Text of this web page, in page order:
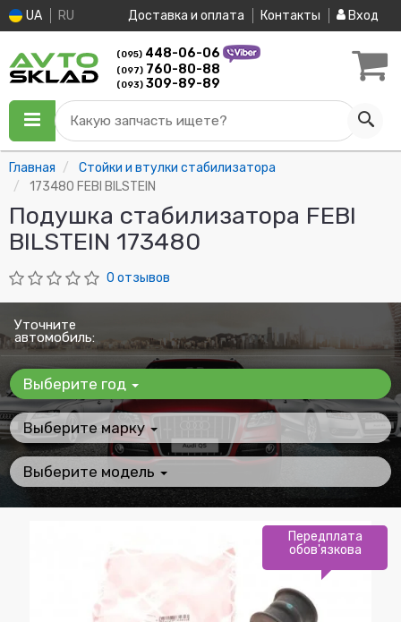
UA RU Доставка и оплата Контакты Вход
(095) 448-06-06
(097) 760-80-88
(093) 309-89-89
Какую запчасть ищете?
Главная
Стойки и втулки стабилизатора
173480 FEBI BILSTEIN
Подушка стабилизатора FEBI
BILSTEIN 173480
0 отзывов
Уточните
автомобиль:
Выберите год
Выберите марку
Выберите модель
Передплата
обов'язкова